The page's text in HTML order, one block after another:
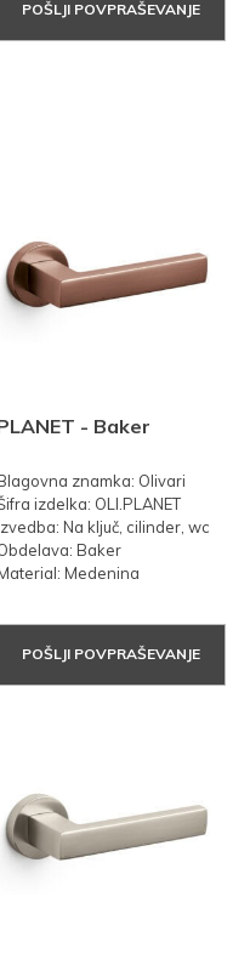
POŠLJI POVPRAŠEVANJE
- Baker
znamka: Olivari
izdelka: OLI.PLANET
Na ključ, cilinder, wc
Baker
Medenina
POŠLJI POVPRAŠEVANJE